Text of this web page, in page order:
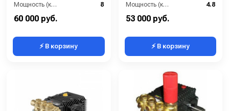
Мощность (кВт):
8
60 000 руб.
⚡ В корзину
Мощность (кВт):
4.8
53 000 руб.
⚡ В корзину